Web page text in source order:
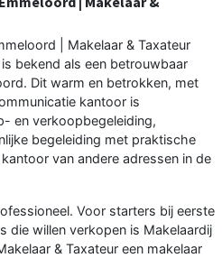
| Makelaar & Taxateur
bekend als een betrouwbaar
Dit warm en betrokken, met
kantoor is
en verkoopbegeleiding,
begeleiding met praktische
van andere adressen in de
Voor starters bij eerste
die willen verkopen is Makelaardij
& Taxateur een makelaar